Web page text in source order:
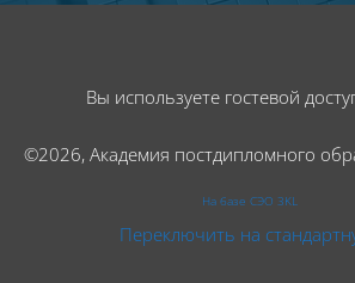
Вы используете гостевой
©2026, Академия постдипломного
На базе СЭО 3KL
Переключить на